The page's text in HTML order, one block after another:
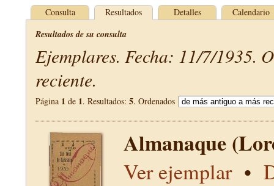
Consulta Resultados Detalles Calendario
Resultados de su consulta
Ejemplares. Fecha: 11/7/1935.
reciente.
Página 1 de 1. Resultados: 5. Ordenados
Almanaque
Ver ejemplar•